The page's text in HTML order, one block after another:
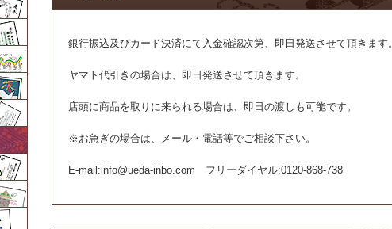
銀行振込及びカード決済にて入金確認次第、即日発送させて頂きます
ヤマト代引きの場合は、即日発送させて頂きます。
店頭に商品を取りに来られる場合は、即日の渡しも可能です。
※お急ぎの場合は、メール・電話等でご相談下さい。
E-mail:info@ueda-inbo.com フリーダイヤル:0120-868-738